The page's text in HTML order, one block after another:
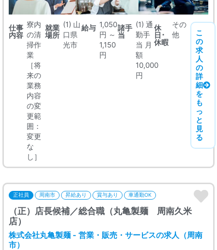
仕事
内容
寮内
の清
掃作
業
［将
来の
業務
内容
の変
更範
囲：
変更
な
し］
就業
場所
(1) 山
口県
光市
給与 1,050
円 ～
1,150
円
諸手
当
(1) 通
勤手
当 月
額
10,000
円
休
日･
休暇
その
他
こ
の
求
人
の
詳
細
を
も
っ
と
見
る
正社員 周南市 昇給あり 賞与あり 車通勤OK
（正）店長候補／総合職（丸亀製麺 周南久米
店）
株式会社丸亀製麺 - 営業・販売・サービスの求人（周南
市）